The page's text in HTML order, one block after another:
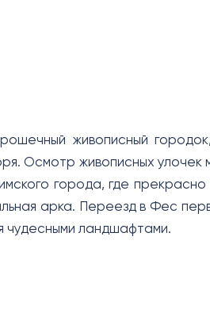
живописный
Осмотр живописных
города, где прекрасно
арка. Переезд в Фес
чудесными ландшафтами.